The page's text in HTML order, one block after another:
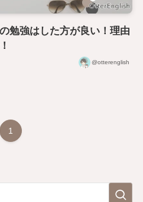
勉強はした方が良い！理由
@otterenglish
1